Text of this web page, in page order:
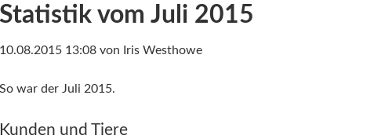
Statistik vom Juli 2015
10.08.2015 13:08 von Iris Westhowe
So war der Juli 2015.
Kunden und Tiere